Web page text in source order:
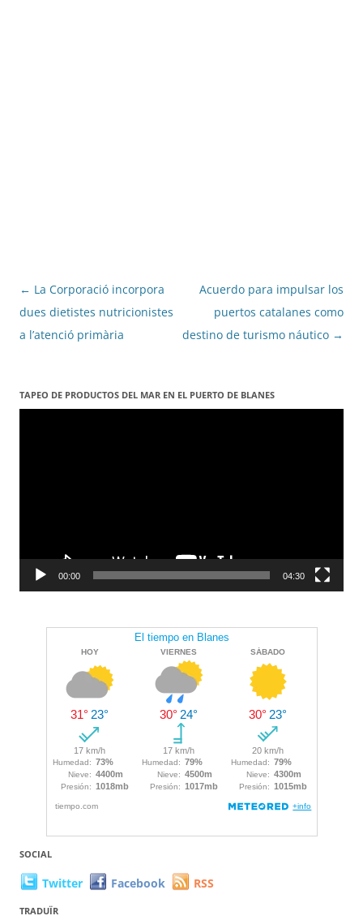
Navegació
per
les
← La Corporació incorpora
dues dietistes nutricionistes
a l’atenció primària
Acuerdo para impulsar los
puertos catalanes como
destino de turismo náutico →
TAPEO DE PRODUCTOS DEL MAR EN EL PUERTO DE BLANES
Reproductor
00:00 04:30
SOCIAL
Twitter Facebook RSS
TRADUÏR